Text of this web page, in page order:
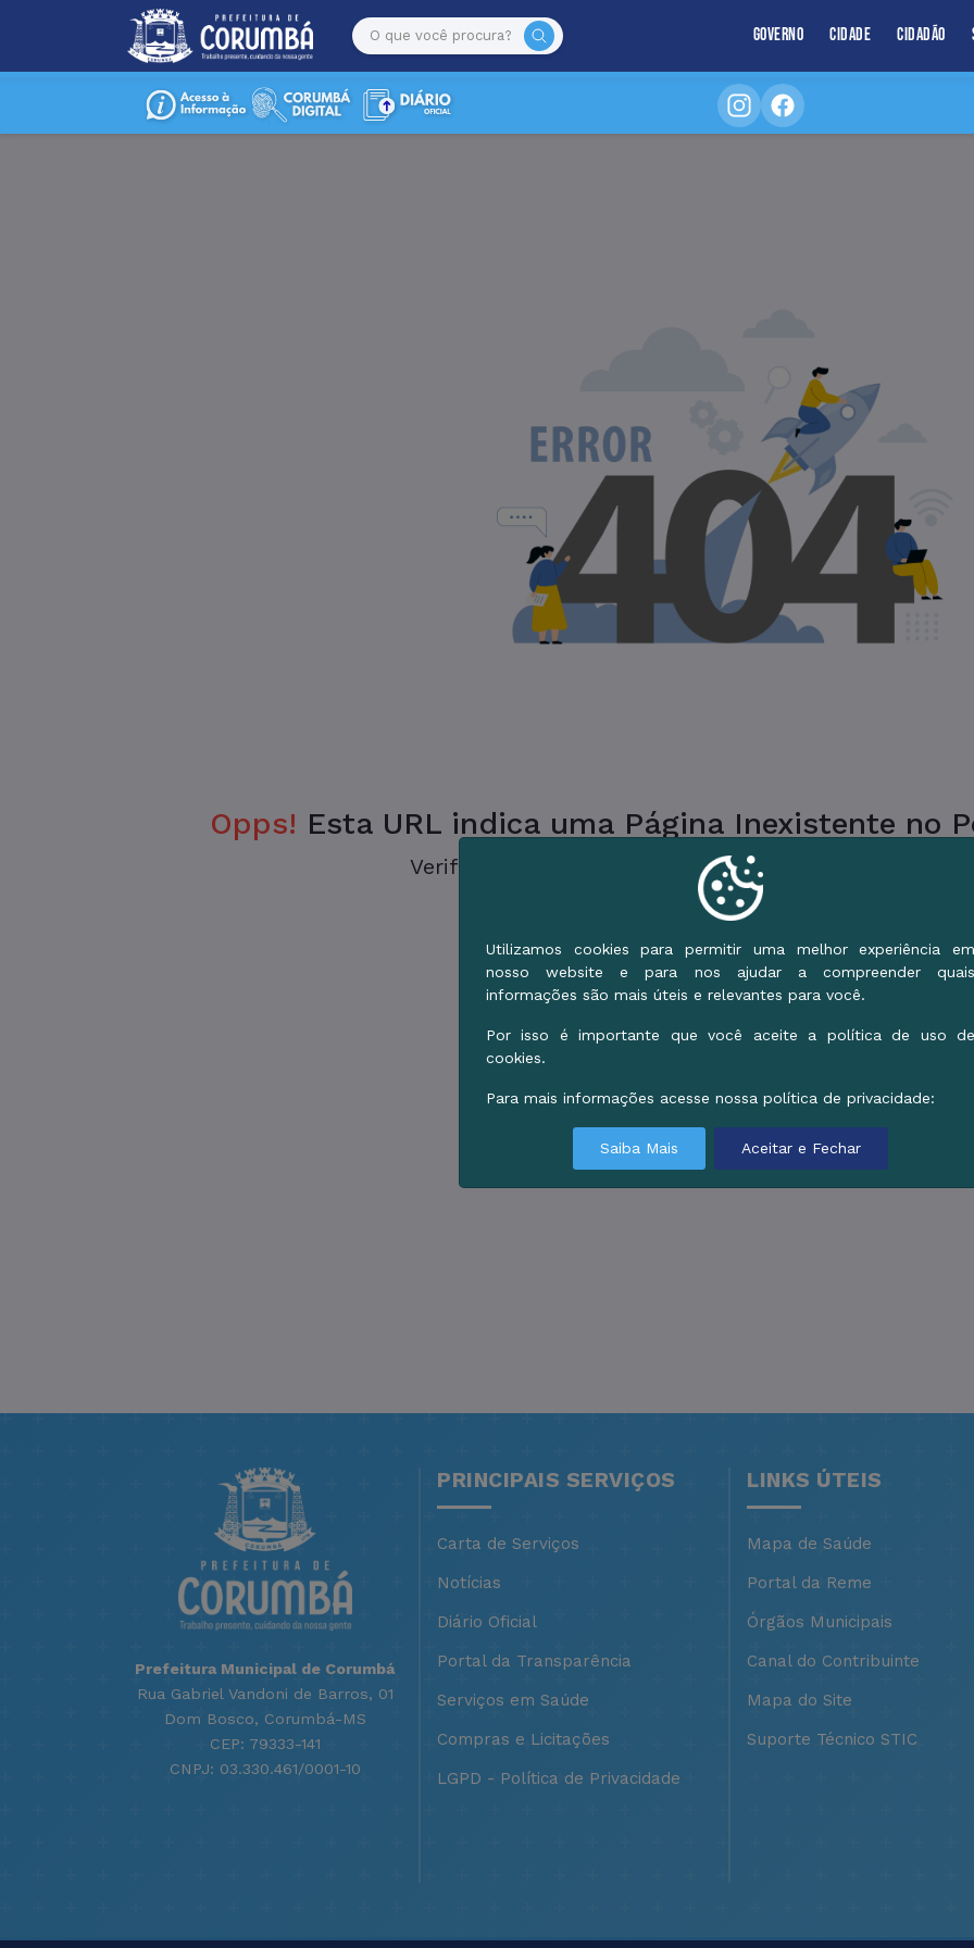
Governo Cidade Cidadão
Opps! Esta URL indica uma Página Inexistente no
Verifique a URL ou vá para o Início e use o Menu de
Voltar ao Início
Prefeitura Municipal de Corumbá
Rua Gabriel Vandoni de Barros, 01
Dom Bosco, Corumbá-MS
CEP: 79333-141
CNPJ: 03.330.461/0001-10
PRINCIPAIS SERVIÇOS
Carta de Serviços
Notícias
Diário Oficial
Portal da Transparência
Serviços em Saúde
Compras e Licitações
LGPD - Política de Privacidade
LINKS ÚTEIS
Mapa de Saúde
Portal da Reme
Órgãos Municipais
Canal do Contribuinte
Mapa do Site
Suporte Técnico STIC
Utilizamos cookies para permitir uma melhor experiência em
nosso website e para nos ajudar a compreender quais
informações são mais úteis e relevantes para você.
Por isso é importante que você aceite a política de uso de
cookies.
Para mais informações acesse nossa política de privacidade:
Saiba Mais Aceitar e Fechar